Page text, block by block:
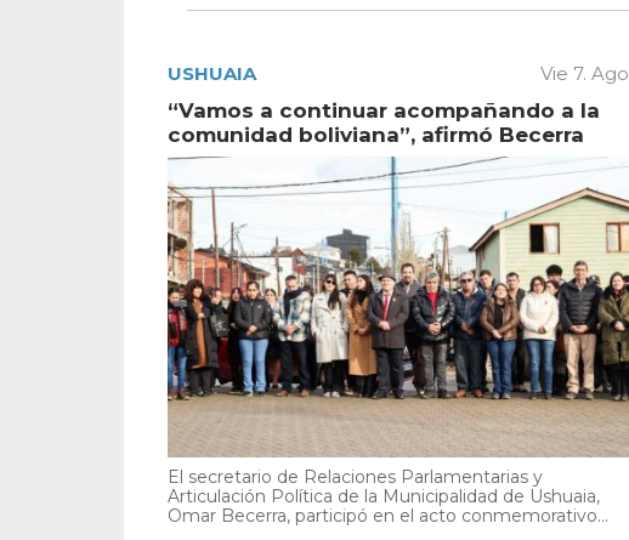
USHUAIA Vie 7. Ago
“Vamos a continuar acompañando a la
comunidad boliviana”, afirmó Becerra
El secretario de Relaciones Parlamentarias y
Articulación Política de la Municipalidad de Ushuaia,
Omar Becerra, participó en el acto conmemorativo...